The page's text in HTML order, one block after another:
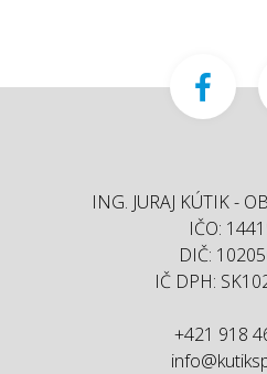
ING. JURAJ KÚTIK -
IČO:
DIČ:
IČ DPH:
+421 918